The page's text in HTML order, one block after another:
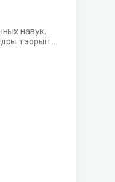
навук,
тэорыі і